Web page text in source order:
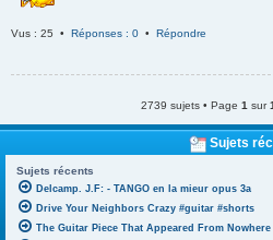
Vus : 25 • Réponses : 0 • Répondre
2739 sujets • Page 1 sur
Sujets
Sujets récents
Delcamp. J.F: - TANGO en la mieur opus 3a
Drive Your Neighbors Crazy #guitar #shorts
The Guitar Piece That Appeared From